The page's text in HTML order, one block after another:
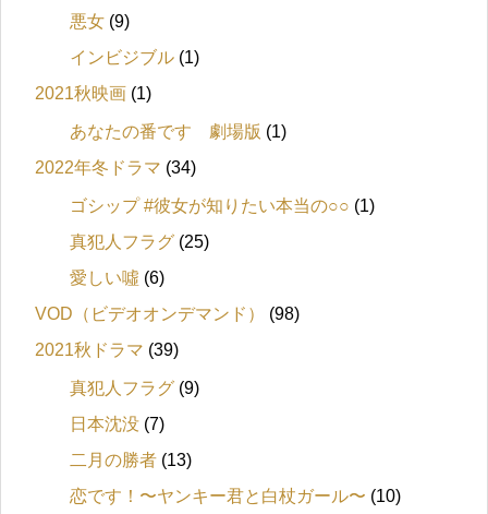
悪女 (9)
インビジブル (1)
2021秋映画 (1)
あなたの番です 劇場版 (1)
2022年冬ドラマ (34)
ゴシップ #彼女が知りたい本当の○○ (1)
真犯人フラグ (25)
愛しい噓 (6)
VOD（ビデオオンデマンド）
(98)
2021秋ドラマ (39)
真犯人フラグ (9)
日本沈没 (7)
二月の勝者 (13)
恋です！〜ヤンキー君と白杖ガール〜 (10)